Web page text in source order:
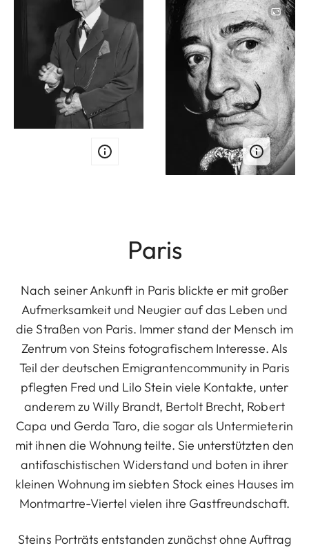
Paris
Nach seiner Ankunft in Paris blickte er mit großer
Aufmerksamkeit und Neugier auf das Leben und
die Straßen von Paris. Immer stand der Mensch im
Zentrum von Steins fotografischem Interesse. Als
Teil der deutschen Emigrantencommunity in Paris
pflegten Fred und Lilo Stein viele Kontakte, unter
anderem zu Willy Brandt, Bertolt Brecht, Robert
Capa und Gerda Taro, die sogar als Untermieterin
mit ihnen die Wohnung teilte. Sie unterstützten den
antifaschistischen Widerstand und boten in ihrer
kleinen Wohnung im siebten Stock eines Hauses im
Montmartre-Viertel vielen ihre Gastfreundschaft.
Steins Porträts entstanden zunächst ohne Auftrag